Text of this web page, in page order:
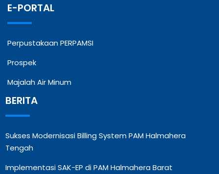
E-PORTAL
Perpustakaan PERPAMSI
Prospek
Majalah Air Minum
BERITA
Sukses Modernisasi Billing System PAM Halmahera
Tengah
Implementasi SAK-EP di PAM Halmahera Barat